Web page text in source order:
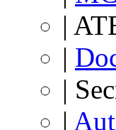
|
|
|
|